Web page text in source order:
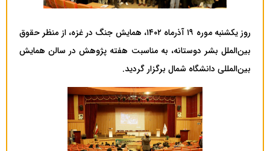
روز یکشنبه موره ۱۹ آذرماه ۱۴۰۲، همایش جنگ در غزه، از منظر حقوق
بین‌الملل بشر دوستانه، به مناسبت هفته پژوهش در سالن همایش
بین‌المللی دانشگاه شمال برگزار گردید.